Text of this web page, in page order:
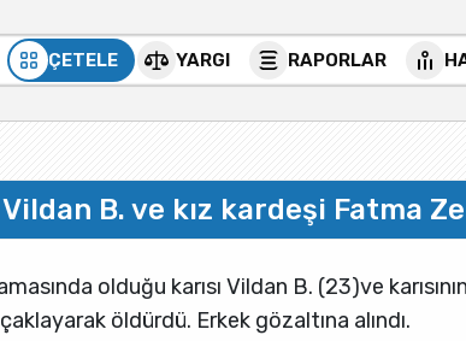
ÇETELE YARGI RAPORLAR
B. ve kız kardeşi Fatma
olduğu karısı Vildan B. (23)ve
öldürdü. Erkek gözaltına alındı.